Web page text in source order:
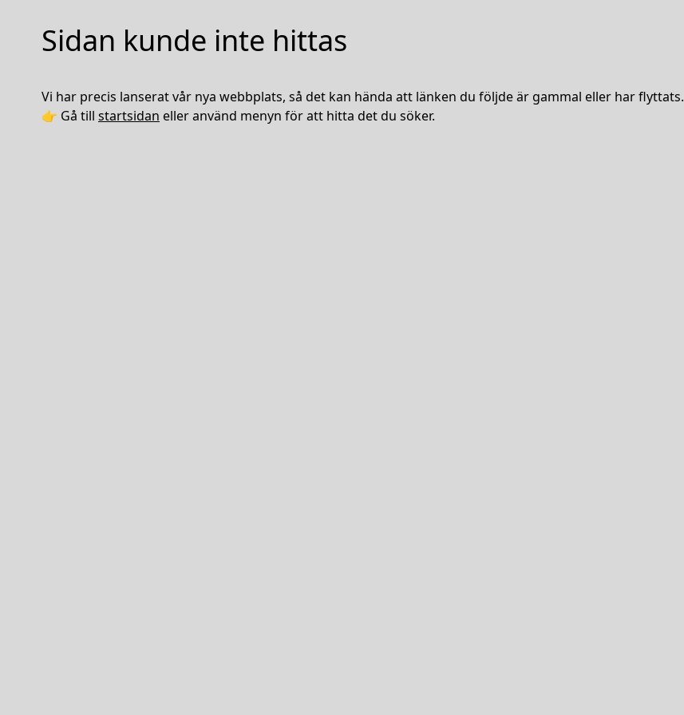
Sidan kunde inte hittas
Vi har precis lanserat vår nya webbplats, så det kan hända att länken du följde är gammal eller har flyttats.
👉 Gå till startsidan eller använd menyn för att hitta det du söker.